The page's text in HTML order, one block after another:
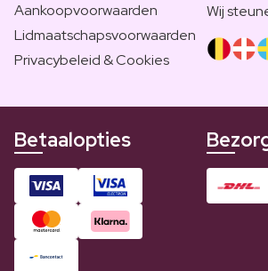
Aankoopvoorwaarden
Lidmaatschapsvoorwaarden
Privacybeleid & Cookies
Wij
Betaalopties